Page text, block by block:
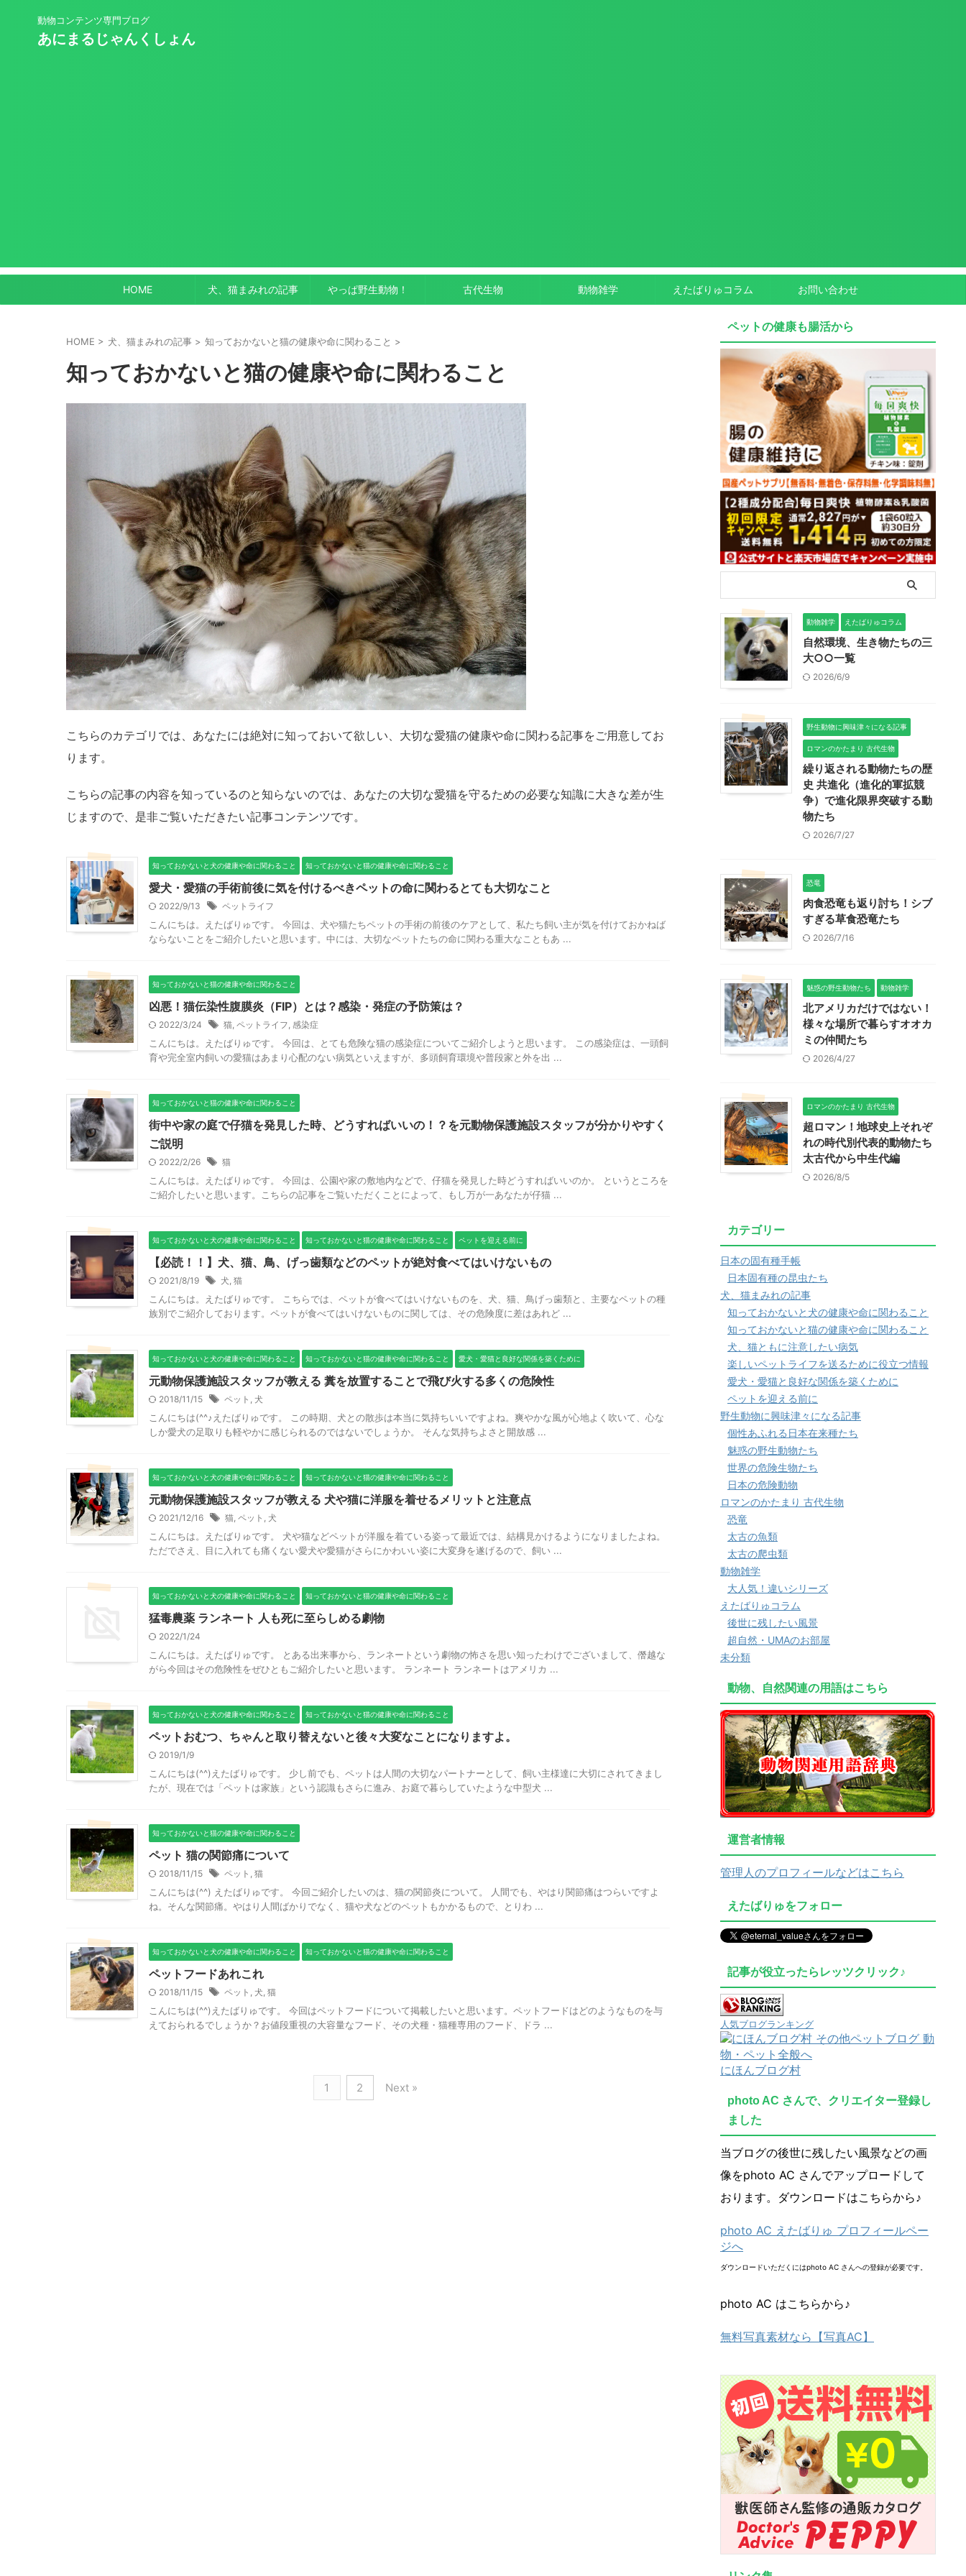
動物コンテンツ専門ブログ
あにまるじゃんくしょん
HOME 犬、猫まみれの記事 やっぱ野生動物！ 古代生物 動物雑学 えたばりゅコラム お問い合わせ
HOME > 犬、猫まみれの記事 > 知っておかないと猫の健康や命に関わること >
知っておかないと猫の健康や命に関わること
こちらのカテゴリでは、あなたには絶対に知っておいて欲しい、大切な愛猫の健康や命に関わる記事をご用意してお
ります。
こちらの記事の内容を知っているのと知らないのでは、あなたの大切な愛猫を守るための必要な知識に大きな差が生
じますので、是非ご覧いただきたい記事コンテンツです。
知っておかないと犬の健康や命に関わること 知っておかないと猫の健康や命に関わること
愛犬・愛猫の手術前後に気を付けるべきペットの命に関わるとても大切なこと
2022/9/13 ペットライフ
こんにちは。えたばりゅです。 今回は、犬や猫たちペットの手術の前後のケアとして、私たち飼い主が気を付けておかねば
ならないことをご紹介したいと思います。中には、大切なペットたちの命に関わる重大なこともあ ...
知っておかないと猫の健康や命に関わること
凶悪！猫伝染性腹膜炎（FIP）とは？感染・発症の予防策は？
2022/3/24 猫, ペットライフ, 感染症
こんにちは。えたばりゅです。 今回は、とても危険な猫の感染症についてご紹介しようと思います。 この感染症は、一頭飼
育や完全室内飼いの愛猫はあまり心配のない病気といえますが、多頭飼育環境や普段家と外を出 ...
知っておかないと猫の健康や命に関わること
街中や家の庭で仔猫を発見した時、どうすればいいの！？を元動物保護施設スタッフが分かりやすく
ご説明
2022/2/26 猫
こんにちは。えたばりゅです。 今回は、公園や家の敷地内などで、仔猫を発見した時どうすればいいのか。 というところを
ご紹介したいと思います。こちらの記事をご覧いただくことによって、もし万が一あなたが仔猫 ...
知っておかないと犬の健康や命に関わること 知っておかないと猫の健康や命に関わること ペットを迎える前に
【必読！！】犬、猫、鳥、げっ歯類などのペットが絶対食べてはいけないもの
2021/8/19 犬, 猫
こんにちは。えたばりゅです。 こちらでは、ペットが食べてはいけないものを、犬、猫、鳥げっ歯類と、主要なペットの種
族別でご紹介しております。ペットが食べてはいけないものに関しては、その危険度に差はあれど ...
知っておかないと犬の健康や命に関わること 知っておかないと猫の健康や命に関わること 愛犬・愛猫と良好な関係を築くために
元動物保護施設スタッフが教える 糞を放置することで飛び火する多くの危険性
2018/11/15 ペット , 犬
こんにちは(^^♪えたばりゅです。 この時期、犬との散歩は本当に気持ちいいですよね。爽やかな風が心地よく吹いて、心な
しか愛犬の足取りも軽やかに感じられるのではないでしょうか。 そんな気持ちよさと開放感 ...
知っておかないと犬の健康や命に関わること 知っておかないと猫の健康や命に関わること
元動物保護施設スタッフが教える 犬や猫に洋服を着せるメリットと注意点
2021/12/16 猫, ペット , 犬
こんにちは。えたばりゅです。 犬や猫などペットが洋服を着ている姿って最近では、結構見かけるようになりましたよね。
ただでさえ、目に入れても痛くない愛犬や愛猫がさらにかわいい姿に大変身を遂げるので、飼い ...
知っておかないと犬の健康や命に関わること 知っておかないと猫の健康や命に関わること
猛毒農薬 ランネート 人も死に至らしめる劇物
2022/1/24
こんにちは。えたばりゅです。 とある出来事から、ランネートという劇物の怖さを思い知ったわけでございまして、僭越な
がら今回はその危険性をぜひともご紹介したいと思います。 ランネート ランネートはアメリカ ...
知っておかないと犬の健康や命に関わること 知っておかないと猫の健康や命に関わること
ペットおむつ、ちゃんと取り替えないと後々大変なことになりますよ。
2019/1/9
こんにちは(^^)えたばりゅです。 少し前でも、ペットは人間の大切なパートナーとして、飼い主様達に大切にされてきまし
たが、現在では「ペットは家族」という認識もさらに進み、お庭で暮らしていたような中型犬 ...
知っておかないと猫の健康や命に関わること
ペット 猫の関節痛について
2018/11/15 ペット , 猫
こんにちは(^^) えたばりゅです。 今回ご紹介したいのは、猫の関節炎について。 人間でも、やはり関節痛はつらいですよ
ね。そんな関節痛。やはり人間ばかりでなく、猫や犬などのペットもかかるもので、とりわ ...
知っておかないと犬の健康や命に関わること 知っておかないと猫の健康や命に関わること
ペットフードあれこれ
2018/11/15 ペット , 犬, 猫
こんにちは(^^)えたばりゅです。 今回はペットフードについて掲載したいと思います。ペットフードはどのようなものを与
えておられるでしょうか？お値段重視の大容量なフード、その犬種・猫種専用のフード、ドラ ...
1 2 Next »
ペットの健康も腸活から
動物雑学 えたばりゅコラム
自然環境、生き物たちの三
大○○一覧
2026/6/9
野生動物に興味津々になる記事
ロマンのかたまり 古代生物
繰り返される動物たちの歴
史 共進化（進化的軍拡競
争）で進化限界突破する動
物たち
2026/7/27
恐竜
肉食恐竜も返り討ち！シブ
すぎる草食恐竜たち
2026/7/16
魅惑の野生動物たち 動物雑学
北アメリカだけではない！
様々な場所で暮らすオオカ
ミの仲間たち
2026/4/27
ロマンのかたまり 古代生物
超ロマン！地球史上それぞ
れの時代別代表的動物たち
太古代から中生代編
2026/8/5
カテゴリー
日本の固有種手帳
日本固有種の昆虫たち
犬、猫まみれの記事
知っておかないと犬の健康や命に関わること
知っておかないと猫の健康や命に関わること
犬、猫ともに注意したい病気
楽しいペットライフを送るために役立つ情報
愛犬・愛猫と良好な関係を築くために
ペットを迎える前に
野生動物に興味津々になる記事
個性あふれる日本在来種たち
魅惑の野生動物たち
世界の危険生物たち
日本の危険動物
ロマンのかたまり 古代生物
恐竜
太古の魚類
太古の爬虫類
動物雑学
大人気！違いシリーズ
えたばりゅコラム
後世に残したい風景
超自然・UMAのお部屋
未分類
動物、自然関連の用語はこちら
運営者情報
管理人のプロフィールなどはこちら
えたばりゅをフォロー
記事が役立ったらレッツクリック♪
人気ブログランキング
にほんブログ村
photo AC さんで、クリエイター登録し
ました
当ブログの後世に残したい風景などの画
像をphoto AC さんでアップロードして
おります。ダウンロードはこちらから♪
photo AC えたばりゅ プロフィールペー
ジへ
ダウンロードいただくにはphoto AC さんへの登録が必要です。
photo AC はこちらから♪
無料写真素材なら【写真AC】